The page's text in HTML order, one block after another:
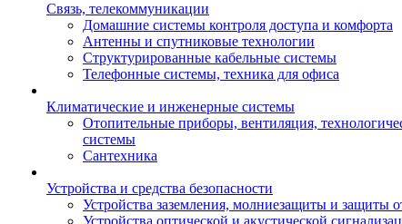
Связь, телекоммуникации
Домашние системы контроля доступа и комфорта
Антенны и спутниковые технологии
Структурированные кабельные системы
Телефонные системы, техника для офиса
Климатические и инженерные системы
Отопительные приборы, вентиляция,
системы
Сантехника
Устройства и средства безопасности
Устройства заземления, молниезащиты и защиты
Устройства оптической и акустической